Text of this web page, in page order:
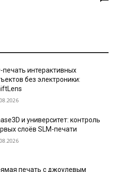
печать интерактивных
без электроники:
и университет: контроль
слоёв SLM-печати
печать с джоулевым